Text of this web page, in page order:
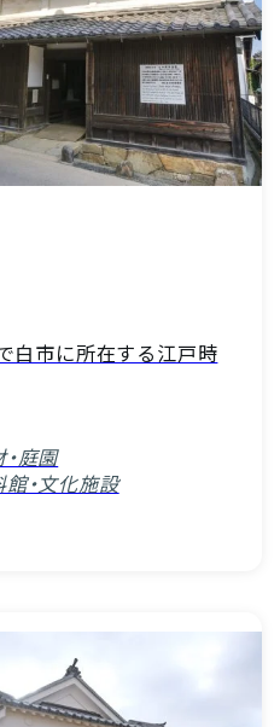
白市に所在する江戸時
庭園
・文化施設